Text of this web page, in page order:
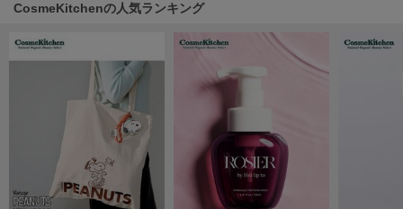
キーン
CosmeKitchenの人気ランキング